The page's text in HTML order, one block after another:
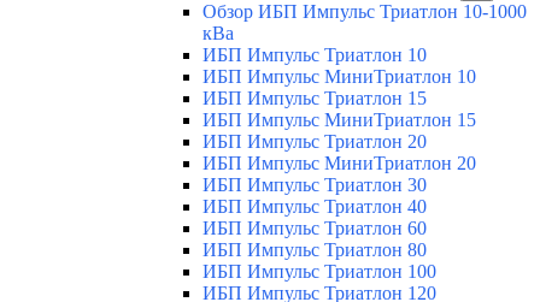
Обзор ИБП Импульс Триатлон 10-1000
кВа
ИБП Импульс Триатлон 10
ИБП Импульс МиниТриатлон 10
ИБП Импульс Триатлон 15
ИБП Импульс МиниТриатлон 15
ИБП Импульс Триатлон 20
ИБП Импульс МиниТриатлон 20
ИБП Импульс Триатлон 30
ИБП Импульс Триатлон 40
ИБП Импульс Триатлон 60
ИБП Импульс Триатлон 80
ИБП Импульс Триатлон 100
ИБП Импульс Триатлон 120